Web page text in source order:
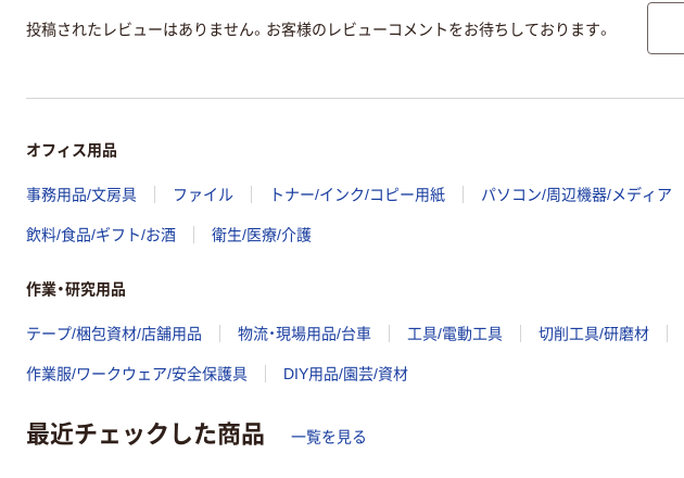
投稿されたレビューはありません。お客様のレビューコメントをお待ちしております。
オフィス用品
事務用品/文房具 ファイル トナー/インク/コピー用紙 パソコン/周辺機器/メディア
飲料/食品/ギフト/お酒 衛生/医療/介護
作業・研究用品
テープ/梱包資材/店舗用品 物流・現場用品/台車 工具/電動工具 切削工具/研磨材
作業服/ワークウェア/安全保護具 DIY用品/園芸/資材
最近チェックした商品 一覧を見る